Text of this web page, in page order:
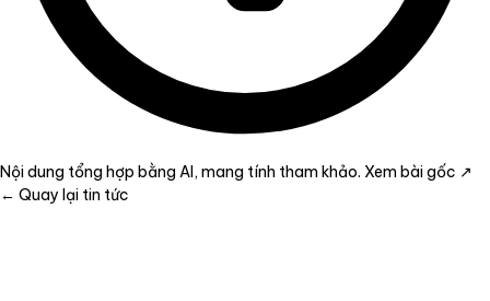
Nội dung tổng hợp bằng AI, mang tính tham khảo. Xem bài gốc ↗
← Quay lại tin tức